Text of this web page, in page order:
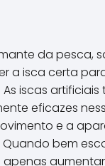
da pesca,
a isca certa
iscas artificiais
eficazes
e a
bem
apenas